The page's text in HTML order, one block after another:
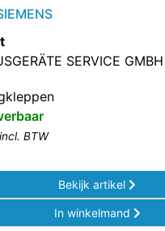
SERVICE GMBH
incl. BTW
Bekijk artikel
In winkelmand